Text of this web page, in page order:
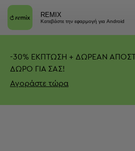
REMIX
Κατεβάστε την εφαρμογή για Android
-30% ΕΚΠΤΩΣΗ + ΔΩΡΕΑΝ
ΔΩΡΟ ΓΙΑ ΣΑΣ!
Αγοράστε τώρα